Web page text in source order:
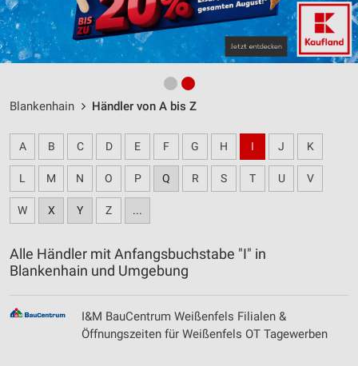
Blankenhain Händler von A bis Z
A B C D E F G H I J K
L M N O P Q R S T U V
W X Y Z ...
Alle Händler mit Anfangsbuchstabe "I" in
Blankenhain und Umgebung
I&M BauCentrum Weißenfels Filialen &
Öffnungszeiten für Weißenfels OT Tagewerben